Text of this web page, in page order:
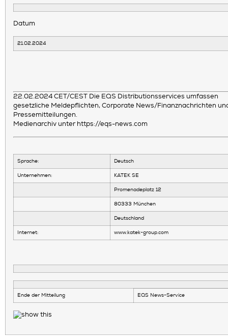
Datum
21.02.2024
22.02.2024 CET/CEST Die EQS Distributionsservices umfassen
gesetzliche Meldepflichten, Corporate News/Finanznachrichten
Pressemitteilungen.
Medienarchiv unter https://eqs-news.com
Sprache: Deutsch
Unternehmen: KATEK SE
Promenadeplatz 12
80333 München
Deutschland
Internet: www.katek-group.com
Ende der Mitteilung EQS News-Service